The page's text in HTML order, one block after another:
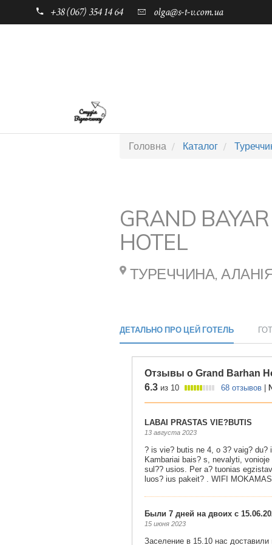
+38 (067) 354 14 64 olga@s-t-v.com.ua
Головна Каталог
GRAND
HOTEL
ТУРЕЧЧИНА,
ДЕТАЛЬНО ПРО ЦЕЙ ГОТЕЛЬ